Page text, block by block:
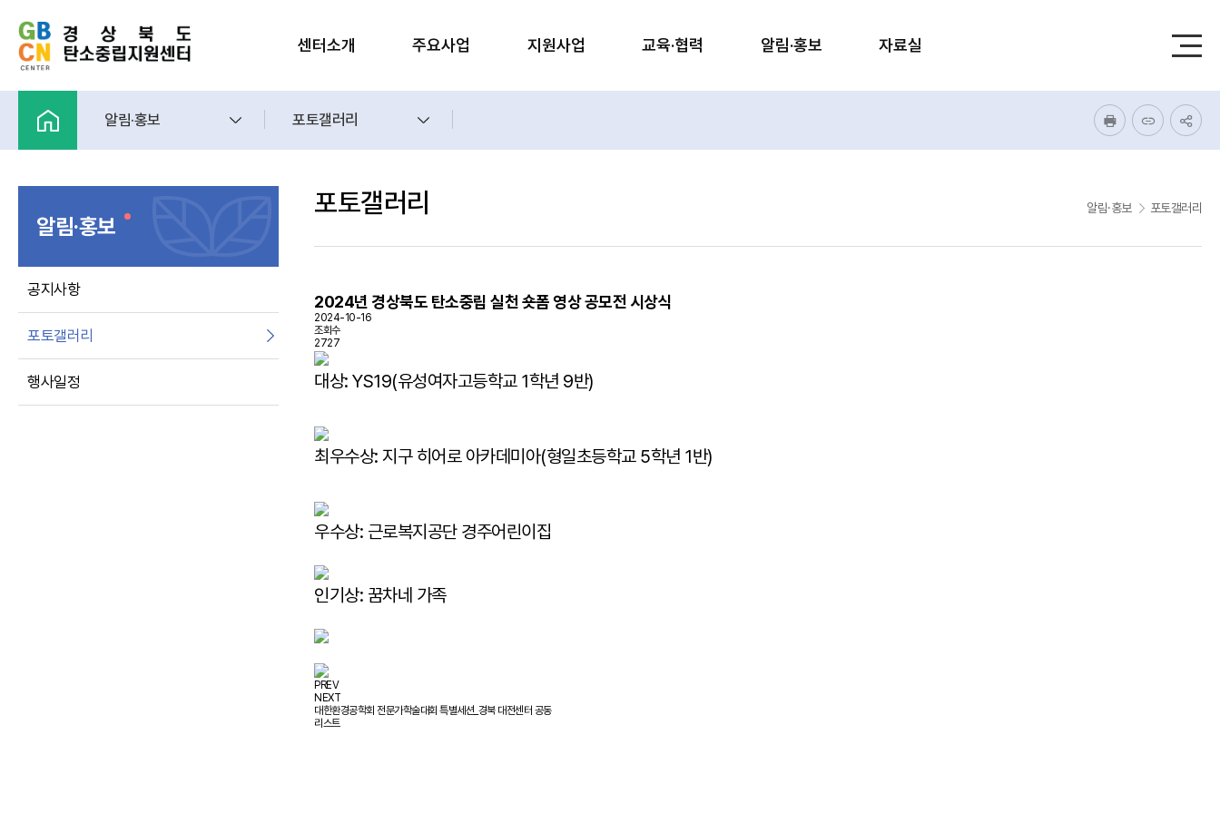
센터소개 주요사업 지원사업 교육·협력 알림·홍보 자료실
알림·홍보 포토갤러리
알림·홍보
공지사항
포토갤러리
행사일정
포토갤러리 알림·홍보 포토갤러리
2024년 경상북도 탄소중립 실천 숏폼 영상 공모전 시상식
2024-10-16
조회수
2727
대상: YS19(유성여자고등학교 1학년 9반)
최우수상: 지구 히어로 아카데미아(형일초등학교 5학년 1반)
우수상: 근로복지공단 경주어린이집
인기상: 꿈차네 가족
PREV
NEXT
대한환경공학회 전문가학술대회 특별세션_경북 대전센터 공동
리스트